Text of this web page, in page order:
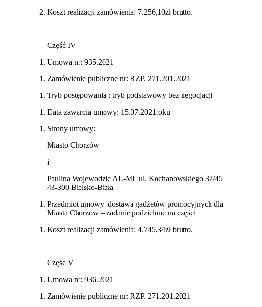
Koszt realizacji zamówienia: 7.256,10zł brutto.
Część IV
Umowa nr: 935.2021
Zamówienie publiczne nr: RZP. 271.201.2021
Tryb postępowania : tryb podstawowy bez negocjacji
Data zawarcia umowy: 15.07.2021roku
Strony umowy:
Miasto Chorzów
i
Paulina Wojewodzic AL-MI ul. Kochanowskiego 37/45
43-300 Bielsko-Biała
Przedmiot umowy: dostawa gadżetów promocyjnych dla
Miasta Chorzów – zadanie podzielone na części
Koszt realizacji zamówienia: 4.745,34zł brutto.
Część V
Umowa nr: 936.2021
Zamówienie publiczne nr: RZP. 271.201.2021